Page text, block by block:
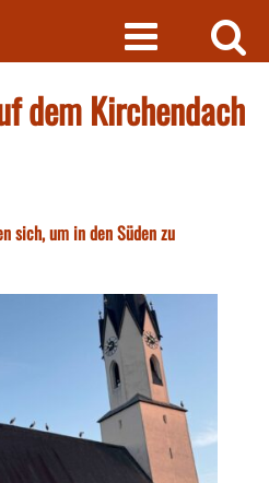
dem Kirchendach
sich, um in den Süden zu